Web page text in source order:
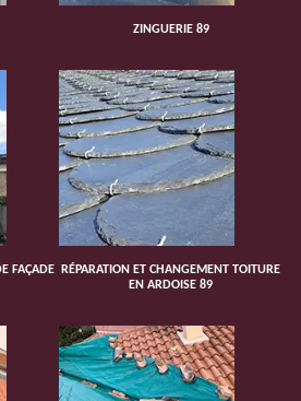
ZINGUERIE 89
FAÇADE
RÉPARATION ET CHANGEMENT TOITURE
EN ARDOISE 89